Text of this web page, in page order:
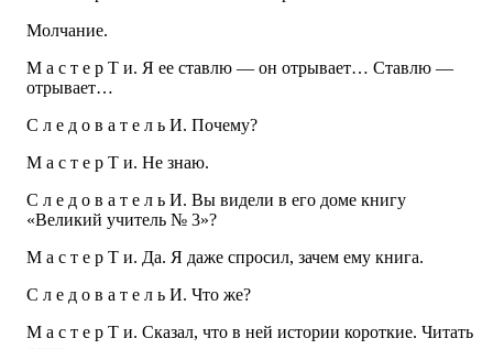
Молчание.
М а с т е р Т и. Я ее ставлю — он отрывает… Ставлю —
отрывает…
С л е д о в а т е л ь И. Почему?
М а с т е р Т и. Не знаю.
С л е д о в а т е л ь И. Вы видели в его доме книгу
«Великий учитель № 3»?
М а с т е р Т и. Да. Я даже спросил, зачем ему книга.
С л е д о в а т е л ь И. Что же?
М а с т е р Т и. Cказал, что в ней истории короткие. Читать